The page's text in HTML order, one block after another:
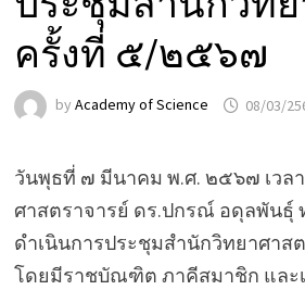
ครั้งที่ ๕/๒๕๖๗
by Academy of Science 08/03/
วันพุธที่ ๗ มีนาคม พ.ศ. ๒๕๖๗ เวล
ศาสตราจารย์ ดร.ปกรณ์ อดุลพันธุ์
ดำเนินการประชุมสำนักวิทยาศา
โดยมีราชบัณฑิต ภาคีสมาชิก และ